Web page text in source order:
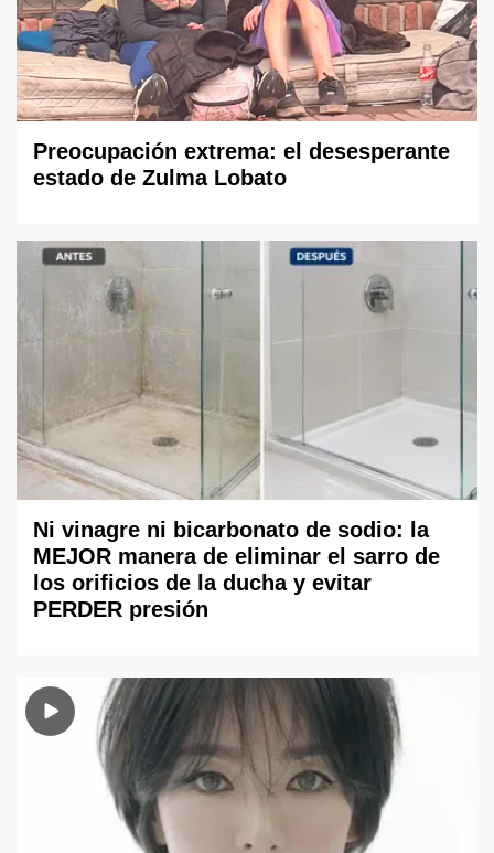
Preocupación extrema: el desesperante
estado de Zulma Lobato
Ni vinagre ni bicarbonato de sodio: la
MEJOR manera de eliminar el sarro de
los orificios de la ducha y evitar
PERDER presión